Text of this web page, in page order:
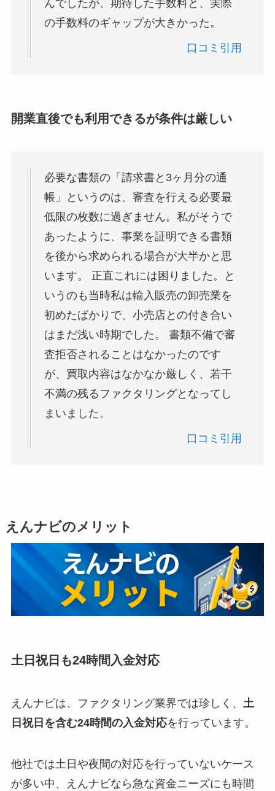
んでしたが、期待した手数料と、実際
の手数料のギャップが大きかった。
口コミ引用
開業直後でも利用できるが条件は厳しい
必要な書類の「請求書と3ヶ月分の通
帳」というのは、審査を行える必要最
低限の枚数に過ぎません。私がそうで
あったように、事業を証明できる書類
を後から求められる場合が大半かと思
います。 正直これには困りました。と
いうのも当時私は輸入販売の卸売業を
初めたばかりで、小売店との付き合い
はまだ浅い時期でした。 書類不備で審
査拒否されることはなかったのです
が、買取内容はなかなか厳しく、若干
不満の残るファクタリングとなってし
まいました。
口コミ引用
えんナビのメリット
土日祝日も24時間入金対応
えんナビは、ファクタリング業界では珍しく、
土
日祝日を含む24時間の入金対応を行っています。
他社では土日や夜間の対応を行っていないケース
が多い中、えんナビなら急な資金ニーズにも時間